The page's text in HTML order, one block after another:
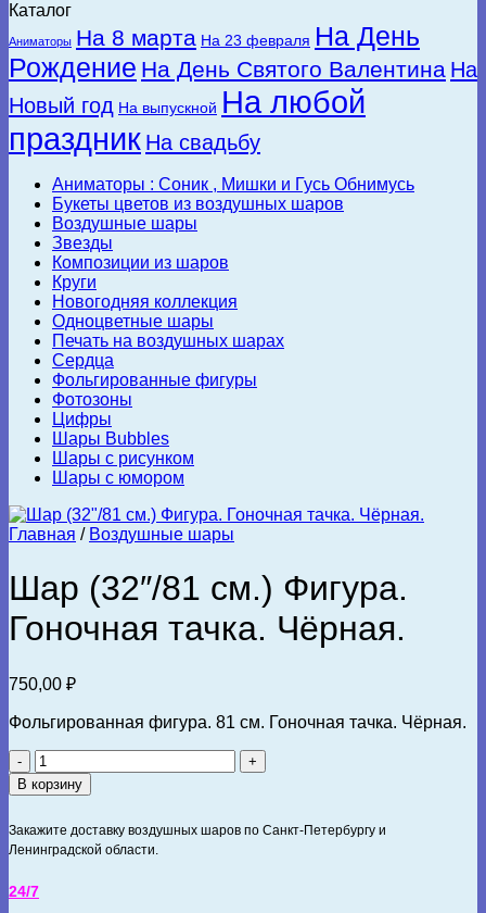
Каталог
Аниматоры На 8 марта На 23 февраля На День
Рождение На День Святого Валентина На
Новый год На выпускной На любой
праздник На свадьбу
Аниматоры : Соник , Мишки и Гусь Обнимусь
Букеты цветов из воздушных шаров
Воздушные шары
Звезды
Композиции из шаров
Круги
Новогодняя коллекция
Одноцветные шары
Печать на воздушных шарах
Сердца
Фольгированные фигуры
Фотозоны
Цифры
Шары Bubbles
Шары с рисунком
Шары с юмором
Главная / Воздушные шары
Шар (32″/81 см.) Фигура.
Гоночная тачка. Чёрная.
750,00 ₽
Фольгированная фигура. 81 см. Гоночная тачка. Чёрная.
Количество
товара
Шар
см.)
Фигура.
тачка.
В корзину
Закажите доставку воздушных шаров по Санкт-Петербургу и
Ленинградской области.
24/7